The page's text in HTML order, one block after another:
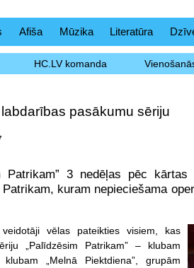
Afiša Mūzika Literatūra
HC.LV komanda
pasākumu sēriju
Patrikam” 3 nedēļas pēc
kuram nepieciešama
vēlas pateikties visiem, kas
„Palīdzēsim Patrikam” – klubam
klubam „Melnā Piektdiena”, grupām